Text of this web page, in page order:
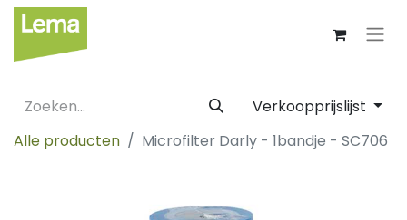
Verkoopprijslijst
Alle producten
Microfilter Darly - 1bandje - SC706